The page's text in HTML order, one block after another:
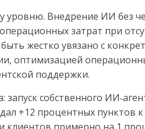
уровню. Внедрение ИИ без
затрат при
жестко увязано с
оптимизацией
поддержки.
собственного
+12 процентных пунктов